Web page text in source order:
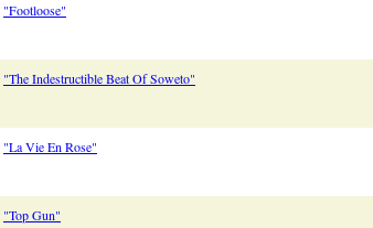
"Footloose"
"The Indestructible Beat Of Soweto"
"La Vie En Rose"
"Top Gun"